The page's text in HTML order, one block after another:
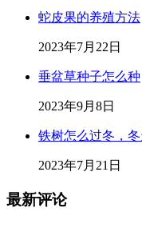
蛇皮果的养殖方法
2023年7月22日
垂盆草种子怎么种
2023年9月8日
铁树怎么过冬，
2023年7月21日
最新评论